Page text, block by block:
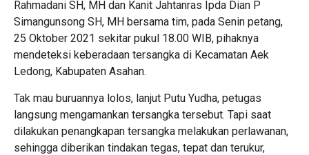
Rahmadani SH, MH dan Kanit Jahtanras Ipda Dian P
Simangunsong SH, MH bersama tim, pada Senin petang,
25 Oktober 2021 sekitar pukul 18.00 WIB, pihaknya
mendeteksi keberadaan tersangka di Kecamatan Aek
Ledong, Kabupaten Asahan.
Tak mau buruannya lolos, lanjut Putu Yudha, petugas
langsung mengamankan tersangka tersebut. Tapi saat
dilakukan penangkapan tersangka melakukan perlawanan,
sehingga diberikan tindakan tegas, tepat dan terukur,